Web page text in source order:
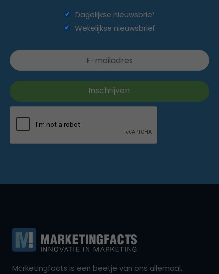
Dagelijkse nieuwsbrief
Wekelijkse nieuwsbrief
Marketingfacts is een beetje van ons allemaal,